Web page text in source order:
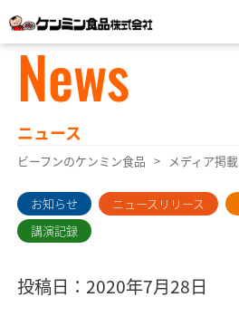
News
ニュース
ビーフンのケンミン食品 メディア掲載
お知らせ ニュースリリース
講演記録
投稿日：2020年7月28日